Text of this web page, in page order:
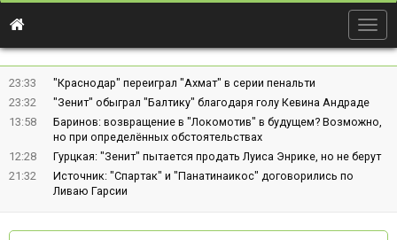
23:33
"Краснодар" переиграл "Ахмат" в серии пенальти
23:32
"Зенит" обыграл "Балтику" благодаря голу Кевина Андраде
13:58
Баринов: возвращение в "Локомотив" в будущем? Возможно,
но при определённых обстоятельствах
12:28
Гурцкая: "Зенит" пытается продать Луиса Энрике, но не берут
21:32
Источник: "Спартак" и "Панатинаикос" договорились по
Ливаю Гарсии